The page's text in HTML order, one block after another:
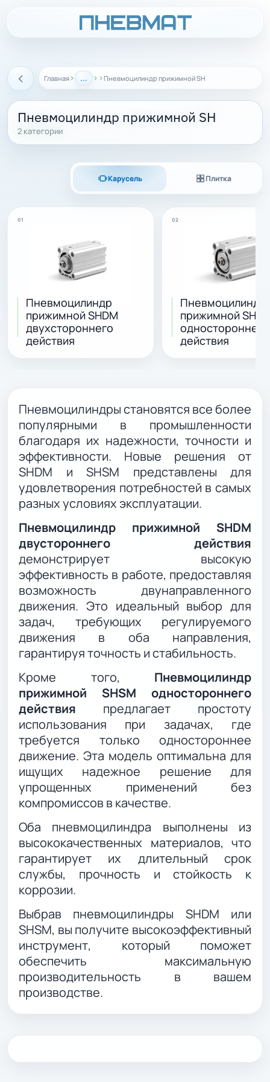
Назад Главная › ... › ›Пневмоцилиндр прижимной SH
Пневмоцилиндр прижимной SH
2 категории
Карусель Плитка
01
Пневмоцилиндр
прижимной SHDM
двухстороннего
действия
02
Пневмоцилиндр
прижимной
одностороннего
действия
Пневмоцилиндры становятся все более
популярными в промышленности
благодаря их надежности, точности и
эффективности. Новые решения от
SHDM и SHSM представлены для
удовлетворения потребностей в самых
разных условиях эксплуатации.
Пневмоцилиндр прижимной SHDM
двустороннего действия
демонстрирует высокую
эффективность в работе, предоставляя
возможность двунаправленного
движения. Это идеальный выбор для
задач, требующих регулируемого
движения в оба направления,
гарантируя точность и стабильность.
Кроме того, Пневмоцилиндр
прижимной SHSM одностороннего
действия предлагает простоту
использования при задачах, где
требуется только одностороннее
движение. Эта модель оптимальна для
ищущих надежное решение для
упрощенных применений без
компромиссов в качестве.
Оба пневмоцилиндра выполнены из
высококачественных материалов, что
гарантирует их длительный срок
службы, прочность и стойкость к
коррозии.
Выбрав пневмоцилиндры SHDM или
SHSM, вы получите высокоэффективный
инструмент, который поможет
обеспечить максимальную
производительность в вашем
производстве.